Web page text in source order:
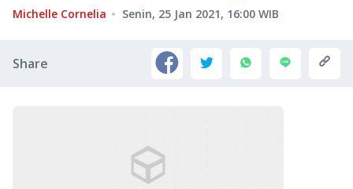
Michelle Cornelia Senin, 25 Jan 2021, 16:00 WIB
Share